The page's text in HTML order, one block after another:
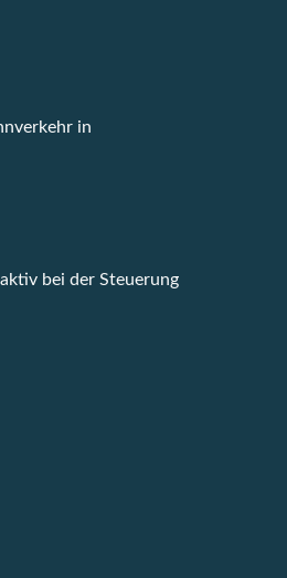
in
bei der Steuerung